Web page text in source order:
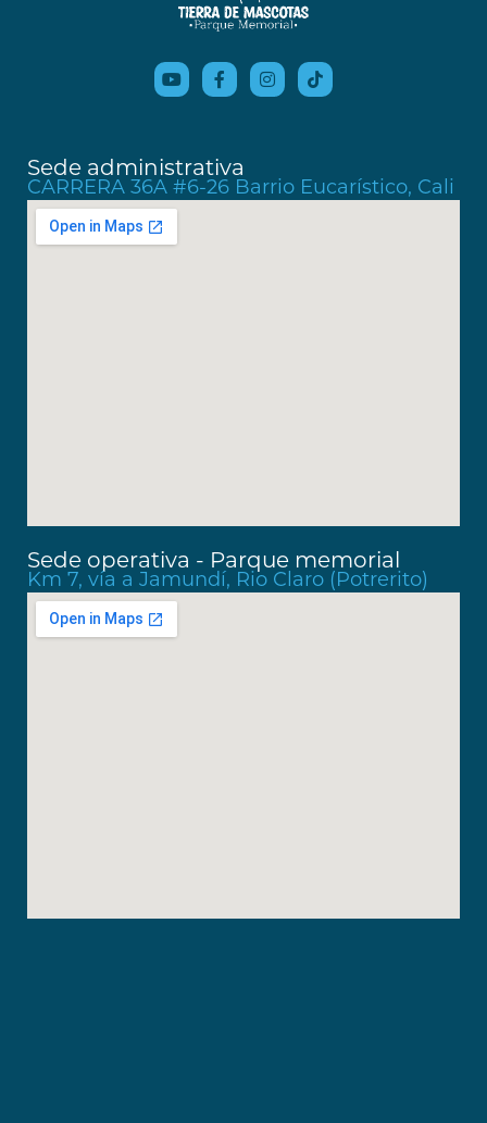
Sede administrativa
CARRERA 36A #6-26 Barrio Eucarístico, Cali
Sede operativa - Parque memorial
Km 7, vía a Jamundí, Rio Claro (Potrerito)